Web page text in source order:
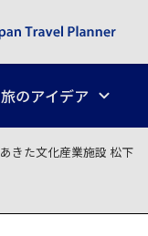
旅のアイデア
あきた文化産業施設 松下